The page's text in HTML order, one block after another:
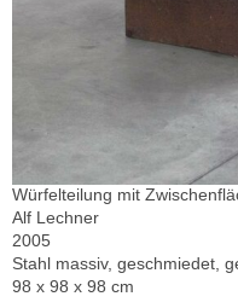
Würfelteilung mit
Alf Lechner
2005
Stahl massiv, geschmiedet,
98 x 98 x 98 cm